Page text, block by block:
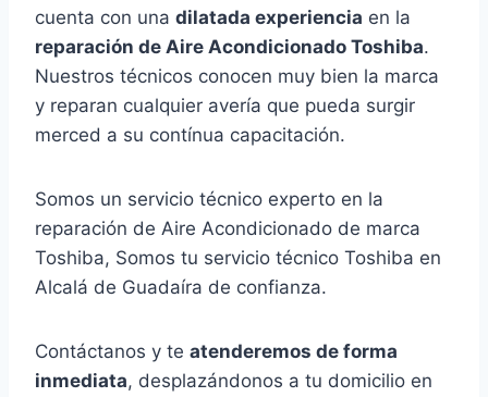
cuenta con una dilatada experiencia en la
reparación de Aire Acondicionado Toshiba.
Nuestros técnicos conocen muy bien la marca
y reparan cualquier avería que pueda surgir
merced a su contínua capacitación.
Somos un servicio técnico experto en la
reparación de Aire Acondicionado de marca
Toshiba, Somos tu servicio técnico Toshiba en
Alcalá de Guadaíra de confianza.
Contáctanos y te atenderemos de forma
inmediata, desplazándonos a tu domicilio en